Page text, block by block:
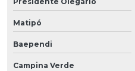
Matipó
Baependi
Campina Verde